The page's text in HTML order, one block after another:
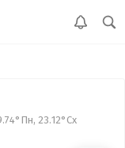
23.12°Сх